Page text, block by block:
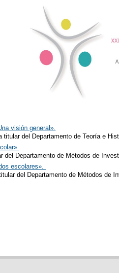
visión general».
titular del Departamento de Teoría e
del Departamento de Métodos de
escolares».
del Departamento de Métodos de